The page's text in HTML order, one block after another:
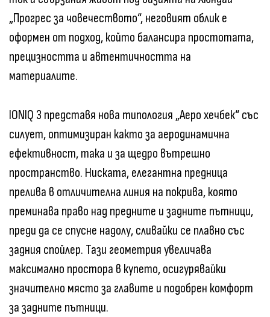
„Прогрес за човечеството“, неговият облик е
оформен от подход, който балансира простотата,
прецизността и автентичността на
материалите.
IONIQ 3 представя нова типология „Аеро хечбек“ със
силует, оптимизиран както за аеродинамична
ефективност, така и за щедро вътрешно
пространство. Ниската, елегантна предница
прелива в отличителна линия на покрива, която
преминава право над предните и задните пътници,
преди да се спусне надолу, сливайки се плавно със
задния спойлер. Тази геометрия увеличава
максимално простора в купето, осигурявайки
значително място за главите и подобрен комфорт
за задните пътници.